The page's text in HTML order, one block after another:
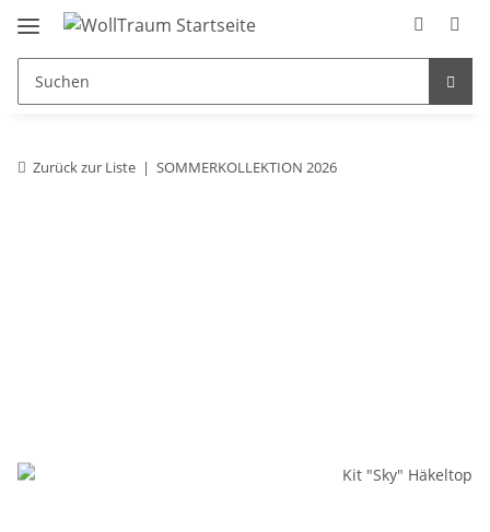
Zurück zur Liste SOMMERKOLLEKTION 2026